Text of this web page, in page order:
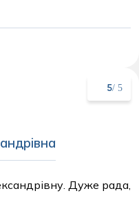
коли ти
здоров’я Вам і Вашій
5/ 5
Дуже рада,